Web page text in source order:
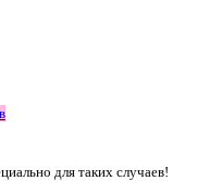
для таких случаев!